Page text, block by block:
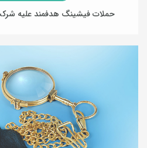
حملات فیشینگ هدفمند علیه